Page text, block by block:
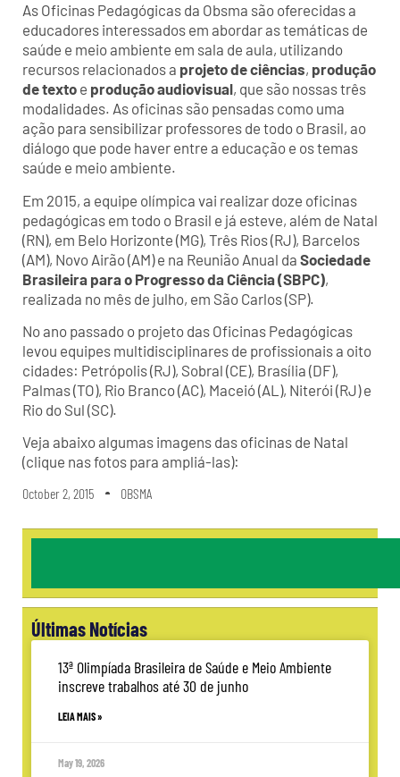
As Oficinas Pedagógicas da Obsma são oferecidas a
educadores interessados em abordar as temáticas de
saúde e meio ambiente em sala de aula, utilizando
recursos relacionados a projeto de ciências, produção
de texto e produção audiovisual, que são nossas três
modalidades. As oficinas são pensadas como uma
ação para sensibilizar professores de todo o Brasil, ao
diálogo que pode haver entre a educação e os temas
saúde e meio ambiente.
Em 2015, a equipe olímpica vai realizar doze oficinas
pedagógicas em todo o Brasil e já esteve, além de Natal
(RN), em Belo Horizonte (MG), Três Rios (RJ), Barcelos
(AM), Novo Airão (AM) e na Reunião Anual da Sociedade
Brasileira para o Progresso da Ciência (SBPC),
realizada no mês de julho, em São Carlos (SP).
No ano passado o projeto das Oficinas Pedagógicas
levou equipes multidisciplinares de profissionais a oito
cidades: Petrópolis (RJ), Sobral (CE), Brasília (DF),
Palmas (TO), Rio Branco (AC), Maceió (AL), Niterói (RJ) e
Rio do Sul (SC).
Veja abaixo algumas imagens das oficinas de Natal
(clique nas fotos para ampliá-las):
October 2, 2015 OBSMA
Últimas Notícias
13ª Olimpíada Brasileira de Saúde e Meio Ambiente
inscreve trabalhos até 30 de junho
LEIA MAIS »
May 19, 2026